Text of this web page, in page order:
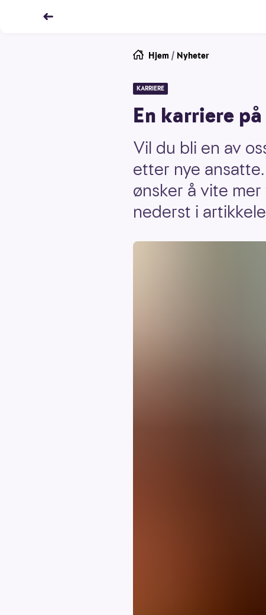
Hjem / Nyheter
KARRIERE
En karriere
Vil du bli en av
etter nye
ønsker å vite
nederst i